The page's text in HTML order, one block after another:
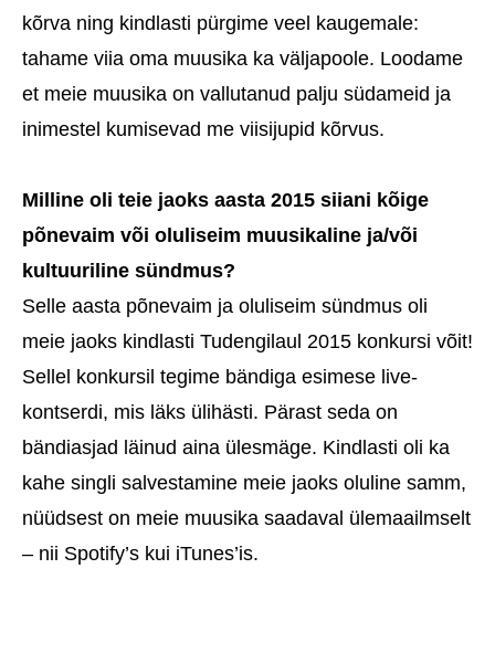
kõrva ning kindlasti pürgime veel kaugemale:
tahame viia oma muusika ka väljapoole. Loodame
et meie muusika on vallutanud palju südameid ja
inimestel kumisevad me viisijupid kõrvus.
Milline oli teie jaoks aasta 2015 siiani kõige
põnevaim või oluliseim muusikaline ja/või
kultuuriline sündmus?
Selle aasta põnevaim ja oluliseim sündmus oli
meie jaoks kindlasti Tudengilaul 2015 konkursi võit!
Sellel konkursil tegime bändiga esimese live-
kontserdi, mis läks ülihästi. Pärast seda on
bändiasjad läinud aina ülesmäge. Kindlasti oli ka
kahe singli salvestamine meie jaoks oluline samm,
nüüdsest on meie muusika saadaval ülemaailmselt
– nii Spotify’s kui iTunes’is.